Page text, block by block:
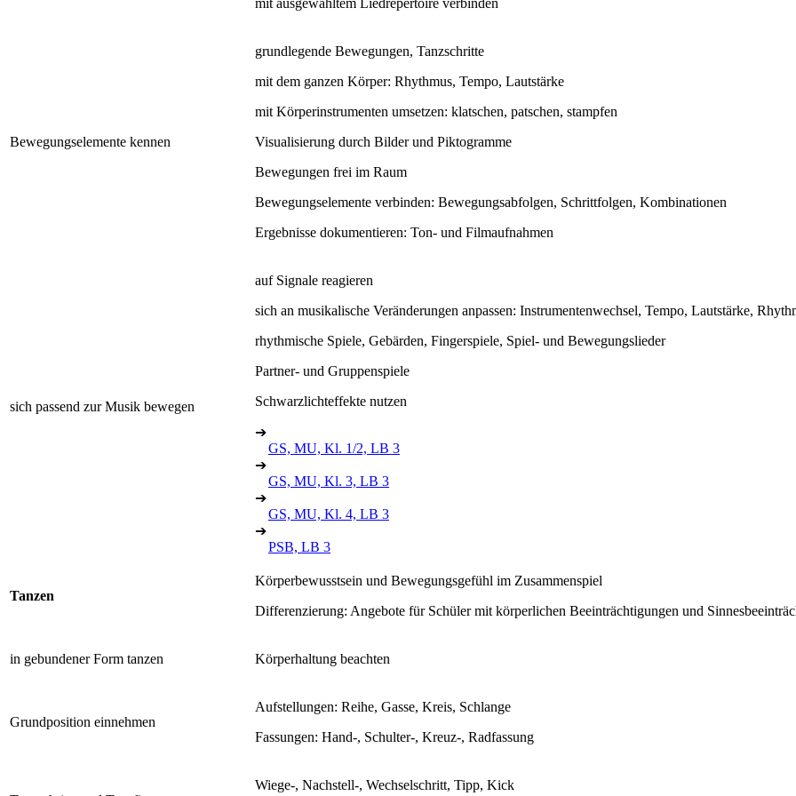
Bewegungselemente kennen
grundlegende Bewegungen, Tanzschritte
mit dem ganzen Körper: Rhythmus, Tempo, Lautstärke
mit Körperinstrumenten umsetzen: klatschen, patschen, stampfen
Visualisierung durch Bilder und Piktogramme
Bewegungen frei im Raum
Bewegungselemente verbinden: Bewegungsabfolgen, Schrittfolgen, Kombinationen
Ergebnisse dokumentieren: Ton- und Filmaufnahmen
sich passend zur Musik bewegen
auf Signale reagieren
sich an musikalische Veränderungen anpassen: Instrumentenwechsel, Tempo, Lautstärke,
rhythmische Spiele, Gebärden, Fingerspiele, Spiel- und Bewegungslieder
Partner- und Gruppenspiele
Schwarzlichteffekte nutzen
➔
GS, MU, Kl. 1/2, LB 3
➔
GS, MU, Kl. 3, LB 3
➔
GS, MU, Kl. 4, LB 3
➔
PSB, LB 3
Tanzen
Körperbewusstsein und Bewegungsgefühl im Zusammenspiel
Differenzierung: Angebote für Schüler mit körperlichen Beeinträchtigungen und
in gebundener Form tanzen Körperhaltung beachten
Grundposition einnehmen
Aufstellungen: Reihe, Gasse, Kreis, Schlange
Fassungen: Hand-, Schulter-, Kreuz-, Radfassung
Wiege-, Nachstell-, Wechselschritt, Tipp, Kick